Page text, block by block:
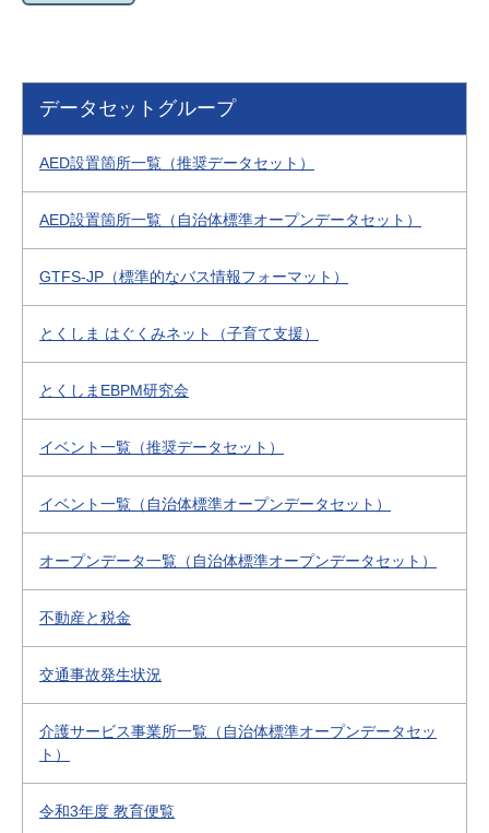
データセットグループ
AED設置箇所一覧（推奨データセット）
AED設置箇所一覧（自治体標準オープンデータセット）
GTFS-JP（標準的なバス情報フォーマット）
とくしま はぐくみネット（子育て支援）
とくしまEBPM研究会
イベント一覧（推奨データセット）
イベント一覧（自治体標準オープンデータセット）
オープンデータ一覧（自治体標準オープンデータセット）
不動産と税金
交通事故発生状況
介護サービス事業所一覧（自治体標準オープンデータセッ
ト）
令和3年度 教育便覧